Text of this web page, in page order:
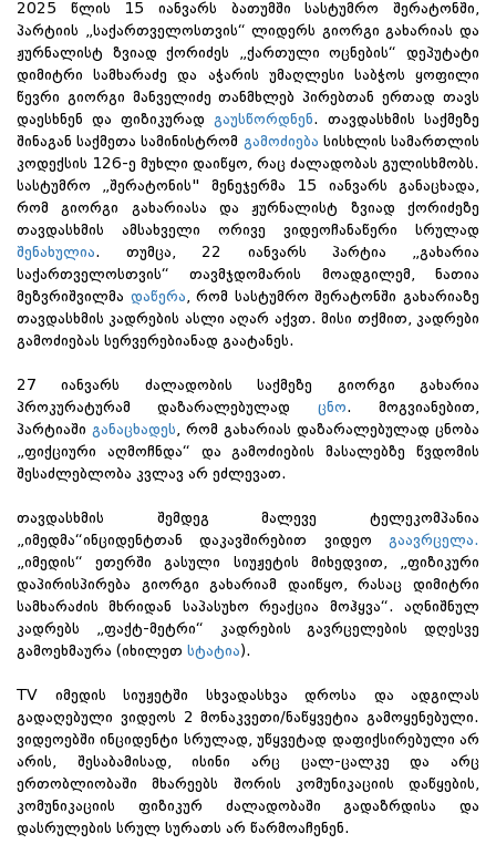
2025 წლის 15 იანვარს ბათუმში სასტუმრო შერატონში,
პარტიის „საქართველოსთვის“ ლიდერს გიორგი გახარიას და
ჟურნალისტ ზვიად ქორიძეს „ქართული ოცნების“ დეპუტატი
დიმიტრი სამხარაძე და აჭარის უმაღლესი საბჭოს ყოფილი
წევრი გიორგი მანველიძე თანმხლებ პირებთან ერთად თავს
დაესხნენ და ფიზიკურად გაუსწორდნენ. თავდასხმის საქმეზე
შინაგან საქმეთა სამინისტრომ გამოძიება სისხლის სამართლის
კოდექსის 126-ე მუხლი დაიწყო, რაც ძალადობას გულისხმობს.
სასტუმრო „შერატონის" მენეჯერმა 15 იანვარს განაცხადა,
რომ გიორგი გახარიასა და ჟურნალისტ ზვიად ქორიძეზე
თავდასხმის ამსახველი ორივე ვიდეოჩანაწერი სრულად
შენახულია. თუმცა, 22 იანვარს პარტია „გახარია
საქართველოსთვის“ თავმჯდომარის მოადგილემ, ნათია
მეზვრიშვილმა დაწერა, რომ სასტუმრო შერატონში გახარიაზე
თავდასხმის კადრების ასლი აღარ აქვთ. მისი თქმით, კადრები
გამოძიებას სერვერებიანად გაატანეს.
27 იანვარს ძალადობის საქმეზე გიორგი გახარია
პროკურატურამ დაზარალებულად ცნო. მოგვიანებით,
პარტიაში განაცხადეს, რომ გახარიას დაზარალებულად ცნობა
„ფიქციური აღმოჩნდა“ და გამოძიების მასალებზე წვდომის
შესაძლებლობა კვლავ არ ეძლევათ.
თავდასხმის შემდეგ მალევე ტელეკომპანია
„იმედმა“ინციდენტთან დაკავშირებით ვიდეო გაავრცელა.
„იმედის“ ეთერში გასული სიუჟეტის მიხედვით, „ფიზიკური
დაპირისპირება გიორგი გახარიამ დაიწყო, რასაც დიმიტრი
სამხარაძის მხრიდან საპასუხო რეაქცია მოჰყვა“. აღნიშნულ
კადრებს „ფაქტ-მეტრი“ კადრების გავრცელების დღესვე
გამოეხმაურა (იხილეთ სტატია).
TV იმედის სიუჟეტში სხვადასხვა დროსა და ადგილას
გადაღებული ვიდეოს 2 მონაკვეთი/ნაწყვეტია გამოყენებული.
ვიდეოებში ინციდენტი სრულად, უწყვეტად დაფიქსირებული არ
არის, შესაბამისად, ისინი არც ცალ-ცალკე და არც
ერთობლიობაში მხარეებს შორის კომუნიკაციის დაწყების,
კომუნიკაციის ფიზიკურ ძალადობაში გადაზრდისა და
დასრულების სრულ სურათს არ წარმოაჩენენ.